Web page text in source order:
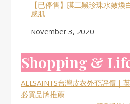
【已停售】膜二黑珍珠水嫩煥
感肌
Date
November 3, 2020
Shopping &
ALLSAINTS台灣皮衣外套評價｜
必買品牌推薦